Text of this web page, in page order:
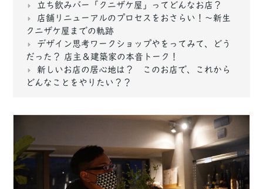
立ち飲みバー「クニザケ屋」ってどんなお店？
店舗リニューアルのプロセスをおさらい！〜新生
クニザケ屋までの軌跡
デザイン思考ワークショップやをってみて、どう
だった？ 店主＆建築家の本音トーク！
新しいお店の居心地は？ このお店で、これから
どんなことをやりたい？？